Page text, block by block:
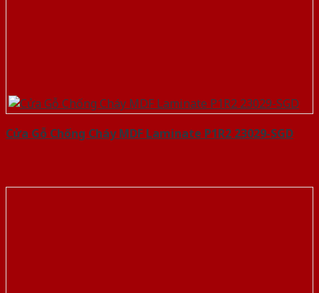
Cửa Gỗ Chống Cháy MDF Laminate P1R2 23029-SGD